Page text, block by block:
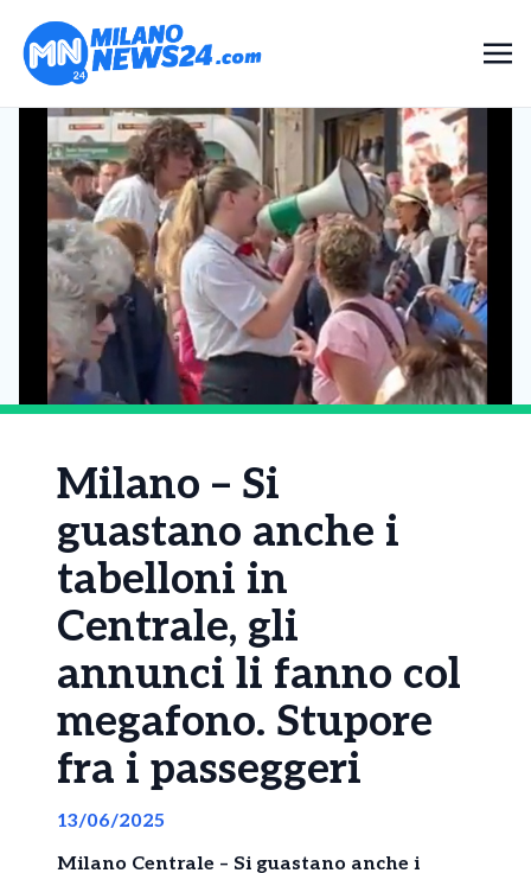
Milano – Si
guastano anche i
tabelloni in
Centrale, gli
annunci li fanno col
megafono. Stupore
fra i passeggeri
13/06/2025
Milano Centrale – Si guastano anche i